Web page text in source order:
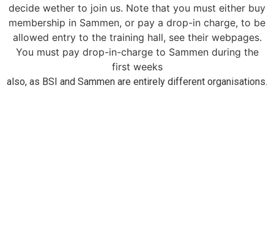
decide wether to join us. Note that you must either buy
membership in Sammen, or pay a drop-in charge, to be
allowed entry to the training hall, see their webpages.
You must pay drop-in-charge to Sammen during the
first weeks
also, as BSI and Sammen are entirely different organisations.